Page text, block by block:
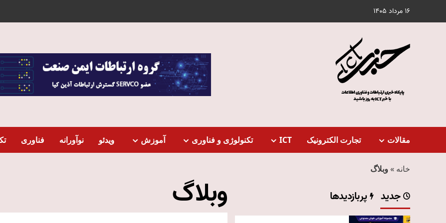
16 مرداد 1405
مقالات تجارت الکترونیک ICT تکنولوژی و فناوری آموزش ویدئو نوآورانه فناوری
خانه »وبلاگ
وبلاگ جدید پربازدیدها